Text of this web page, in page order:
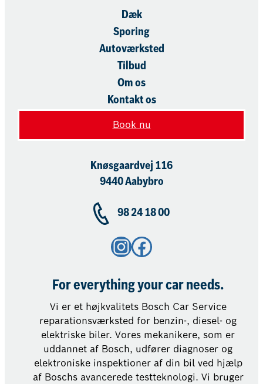
Dæk
Sporing
Autoværksted
Tilbud
Om os
Kontakt os
Book nu
Knøsgaardvej 116
9440 Aabybro
98 24 18 00
Instagram Facebook
For everything your car needs.
Vi er et højkvalitets Bosch Car Service
reparationsværksted for benzin-, diesel- og
elektriske biler. Vores mekanikere, som er
uddannet af Bosch, udfører diagnoser og
elektroniske inspektioner af din bil ved hjælp
af Boschs avancerede testteknologi. Vi bruger